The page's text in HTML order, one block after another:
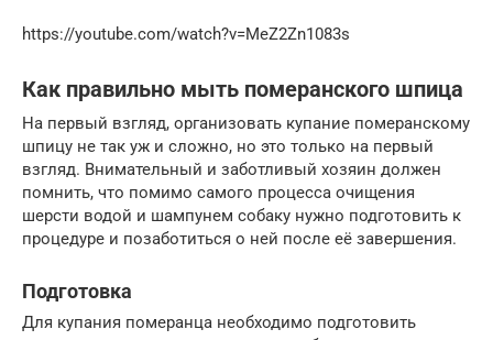
https://youtube.com/watch?v=MeZ2Zn1083s
Как правильно мыть померанского шпица
На первый взгляд, организовать купание померанскому
шпицу не так уж и сложно, но это только на первый
взгляд. Внимательный и заботливый хозяин должен
помнить, что помимо самого процесса очищения
шерсти водой и шампунем собаку нужно подготовить к
процедуре и позаботиться о ней после её завершения.
Подготовка
Для купания померанца необходимо подготовить